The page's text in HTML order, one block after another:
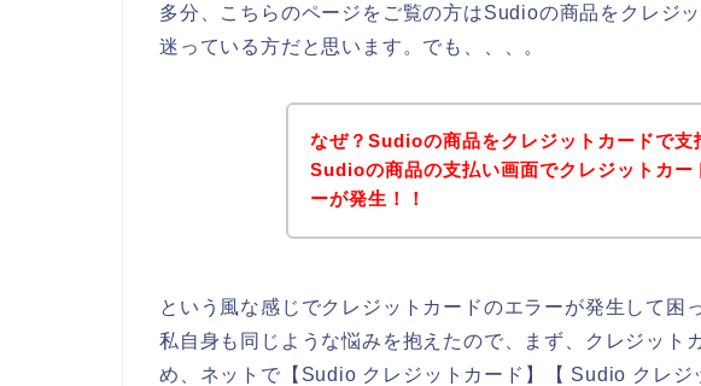
多分、こちらのページをご覧の方はSudioの商品をクレジ
迷っている方だと思います。でも、、、。
なぜ？Sudioの商品をクレジットカードで支
Sudioの商品の支払い画面でクレジットカー
ーが発生！！
という風な感じでクレジットカードのエラーが発生して困
私自身も同じような悩みを抱えたので、まず、クレジット
め、ネットで【Sudio クレジットカード】【 Sudio クレ